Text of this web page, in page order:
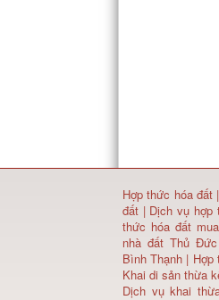
Hợp thức hóa đất|
đất | Dịch vụ hợp
thức hóa đất
nhà đất Thủ Đức
Bình Thạnh | Hợp
Khai di sản thừa
Dịch vụ khai